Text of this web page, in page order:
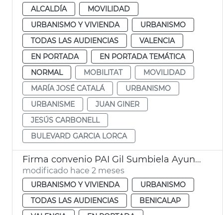
ALCALDÍA
MOVILIDAD
URBANISMO Y VIVIENDA
URBANISMO
TODAS LAS AUDIENCIAS
VALENCIA
EN PORTADA
EN PORTADA TEMÁTICA
NORMAL
MOBILITAT
MOVILIDAD
MARÍA JOSÉ CATALÁ
URBANISMO
URBANISME
JUAN GINER
JESÚS CARBONELL
BULEVARD GARCIA LORCA
Firma convenio PAI Gil Sumbiela Ayuntamiento València
modificado hace 2 meses
URBANISMO Y VIVIENDA
URBANISMO
TODAS LAS AUDIENCIAS
BENICALAP